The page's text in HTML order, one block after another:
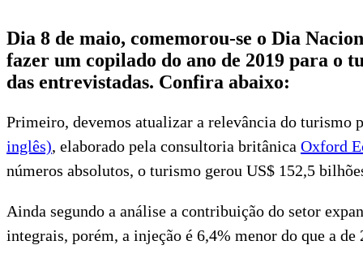
Dia 8 de maio, comemorou-se o Dia
fazer um copilado do ano de 2019 para o
das entrevistadas. Confira abaixo:
Primeiro, devemos atualizar a relevância do turismo
inglês), elaborado pela consultoria britânica Oxford
números absolutos, o turismo gerou US$ 152,5
Ainda segundo a análise a contribuição do setor
integrais, porém, a injeção é 6,4% menor do que a